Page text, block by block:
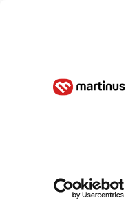
O nás
Zelený Martinus
Nerobíme rozdiely